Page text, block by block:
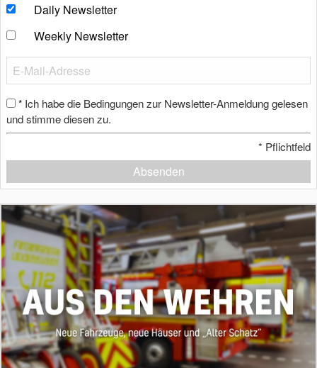
Daily Newsletter
Weekly Newsletter
* Ich habe die Bedingungen zur Newsletter-Anmeldung gelesen
und stimme diesen zu.
* Pflichtfeld
Absenden